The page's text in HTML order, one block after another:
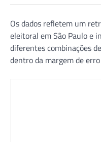
Os dados refletem um
eleitoral em São Paulo e
diferentes combinações
dentro da margem de erro